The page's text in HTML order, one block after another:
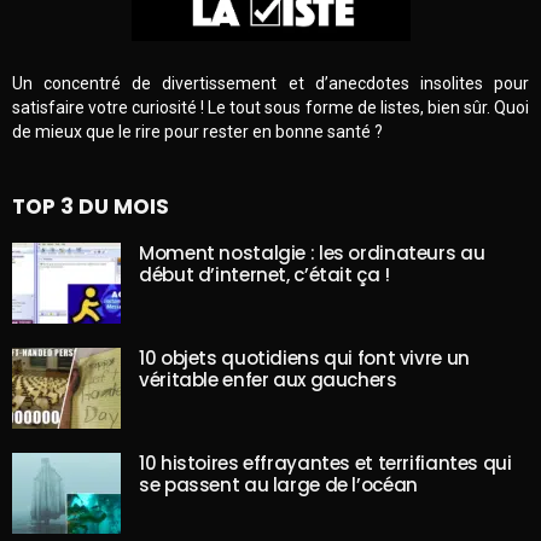
Un concentré de divertissement et d’anecdotes insolites pour
satisfaire votre curiosité ! Le tout sous forme de listes, bien sûr. Quoi
de mieux que le rire pour rester en bonne santé ?
TOP 3 DU MOIS
Moment nostalgie : les ordinateurs au
début d’internet, c’était ça !
10 objets quotidiens qui font vivre un
véritable enfer aux gauchers
10 histoires effrayantes et terrifiantes qui
se passent au large de l’océan